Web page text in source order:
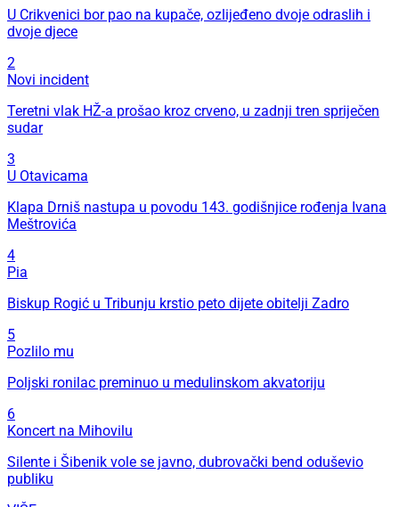
U Crikvenici bor pao na kupače, ozlijeđeno dvoje odraslih i
dvoje djece
2
Novi incident
Teretni vlak HŽ-a prošao kroz crveno, u zadnji tren spriječen
sudar
3
U Otavicama
Klapa Drniš nastupa u povodu 143. godišnjice rođenja Ivana
Meštrovića
4
Pia
Biskup Rogić u Tribunju krstio peto dijete obitelji Zadro
5
Pozlilo mu
Poljski ronilac preminuo u medulinskom akvatoriju
6
Koncert na Mihovilu
Silente i Šibenik vole se javno, dubrovački bend oduševio
publiku